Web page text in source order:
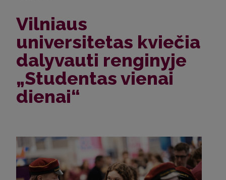
Vilniaus
universitetas kviečia
dalyvauti renginyje
„Studentas vienai
dienai“